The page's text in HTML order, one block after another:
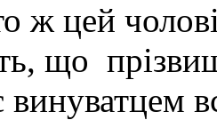
ж цей
що